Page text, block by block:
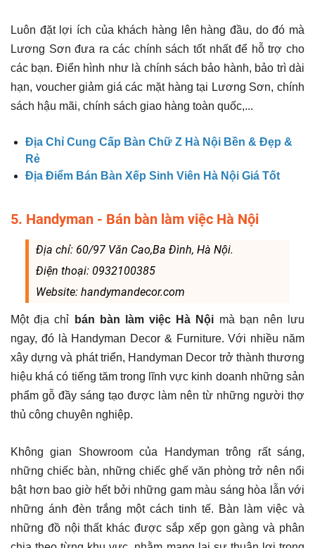
Luôn đặt lợi ích của khách hàng lên hàng đầu, do đó mà
Lương Sơn đưa ra các chính sách tốt nhất để hỗ trợ cho
các bạn. Điển hình như là chính sách bảo hành, bảo trì dài
hạn, voucher giảm giá các mặt hàng tại Lương Sơn, chính
sách hậu mãi, chính sách giao hàng toàn quốc,...
Địa Chỉ Cung Cấp Bàn Chữ Z Hà Nội Bền & Đẹp &
Rẻ
Địa Điểm Bán Bàn Xếp Sinh Viên Hà Nội Giá Tốt
5. Handyman - Bán bàn làm việc Hà Nội
Địa chỉ: 60/97 Văn Cao,Ba Đình, Hà Nội.
Điện thoại: 0932100385
Website: handymandecor.com
Một địa chỉ bán bàn làm việc Hà Nội mà bạn nên lưu
ngay, đó là Handyman Decor & Furniture. Với nhiều năm
xây dựng và phát triển, Handyman Decor trở thành thương
hiệu khá có tiếng tăm trong lĩnh vực kinh doanh những sản
phẩm gỗ đầy sáng tạo được làm nên từ những người thợ
thủ công chuyên nghiệp.
Không gian Showroom của Handyman trông rất sáng,
những chiếc bàn, những chiếc ghế văn phòng trở nên nổi
bật hơn bao giờ hết bởi những gam màu sáng hòa lẫn với
những ánh đèn trắng một cách tinh tế. Bàn làm việc và
những đồ nội thất khác được sắp xếp gọn gàng và phân